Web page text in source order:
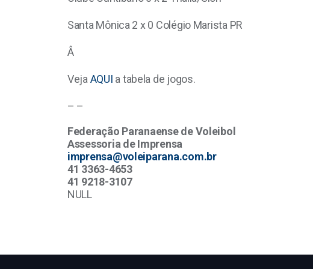
Santa Mônica 2 x 0 Colégio Marista PR
Â
VejaAQUI a tabela de jogos.
– –
Federação Paranaense de Voleibol
Assessoria de Imprensa
imprensa@voleiparana.com.br
41 3363-4653
41 9218-3107
NULL